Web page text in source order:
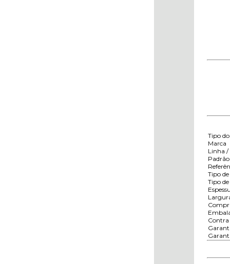
Tipo
Marca
Linha /
Tipo
Tipo
Contra